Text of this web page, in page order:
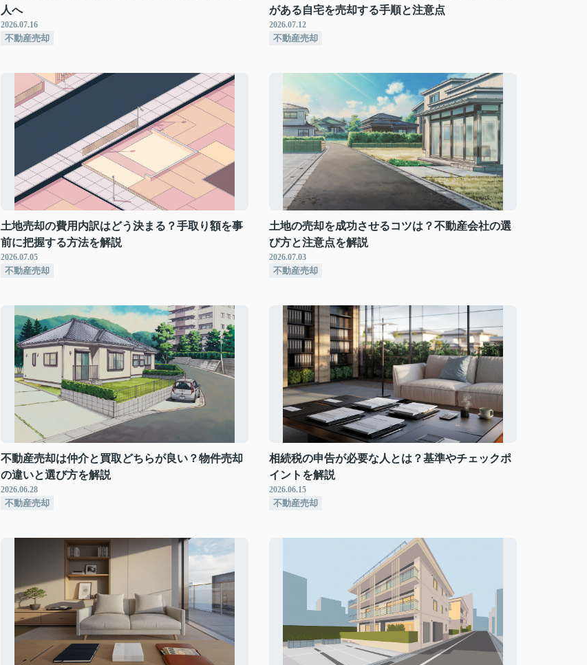
人へ
2026.07.16
不動産売却
がある自宅を売却する手順と注意点
2026.07.12
不動産売却
土地売却の費用内訳はどう決まる？手取り額を事
前に把握する方法を解説
2026.07.05
不動産売却
土地の売却を成功させるコツは？不動産会社の選
び方と注意点を解説
2026.07.03
不動産売却
不動産売却は仲介と買取どちらが良い？物件売却
の違いと選び方を解説
2026.06.28
不動産売却
相続税の申告が必要な人とは？基準やチェックポ
イントを解説
2026.06.15
不動産売却